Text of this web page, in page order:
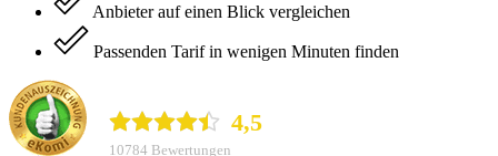
Anbieter auf einen Blick vergleichen
Passenden Tarif in wenigen Minuten finden
4,5
10784 Bewertungen